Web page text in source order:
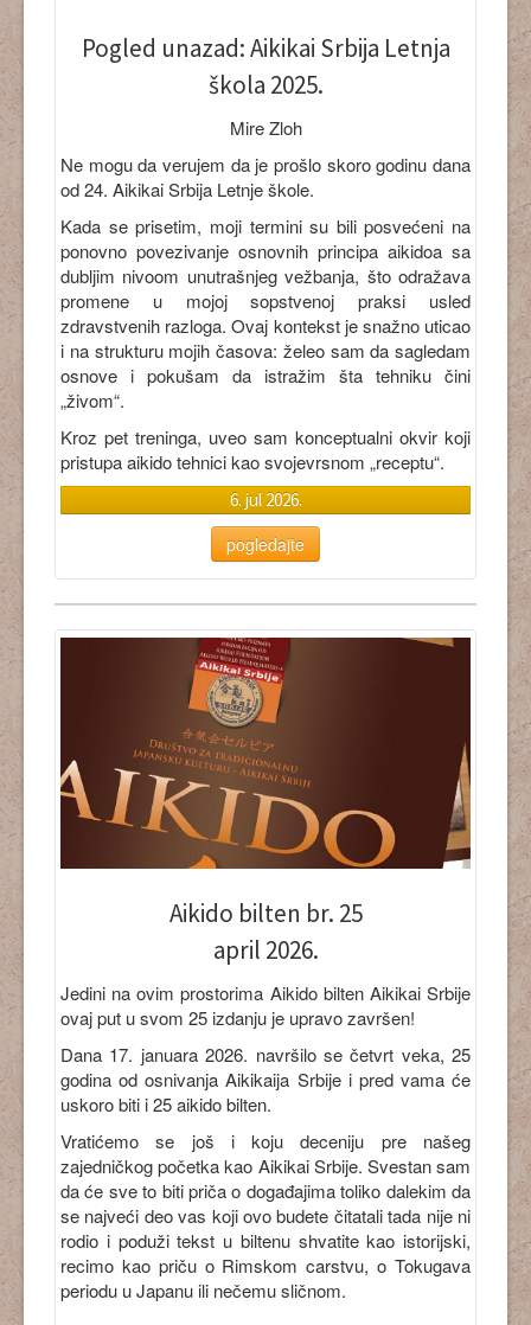
Pogled unazad: Aikikai Srbija Letnja
škola 2025.
Mire Zloh
Ne mogu da verujem da je prošlo skoro godinu dana
od 24. Aikikai Srbija Letnje škole.
Kada se prisetim, moji termini su bili posvećeni na
ponovno povezivanje osnovnih principa aikidoa sa
dubljim nivoom unutrašnjeg vežbanja, što odražava
promene u mojoj sopstvenoj praksi usled
zdravstvenih razloga. Ovaj kontekst je snažno uticao
i na strukturu mojih časova: želeo sam da sagledam
osnove i pokušam da istražim šta tehniku čini
„živom“.
Kroz pet treninga, uveo sam konceptualni okvir koji
pristupa aikido tehnici kao svojevrsnom „receptu“.
6. jul 2026.
pogledajte
Aikido bilten br. 25
april 2026.
Jedini na ovim prostorima Aikido bilten Aikikai Srbije
ovaj put u svom 25 izdanju je upravo završen!
Dana 17. januara 2026. navršilo se četvrt veka, 25
godina od osnivanja Aikikaija Srbije i pred vama će
uskoro biti i 25 aikido bilten.
Vratićemo se još i koju deceniju pre našeg
zajedničkog početka kao Aikikai Srbije. Svestan sam
da će sve to biti priča o događajima toliko dalekim da
se najveći deo vas koji ovo budete čitatali tada nije ni
rodio i poduži tekst u biltenu shvatite kao istorijski,
recimo kao priču o Rimskom carstvu, o Tokugava
periodu u Japanu ili nečemu sličnom.